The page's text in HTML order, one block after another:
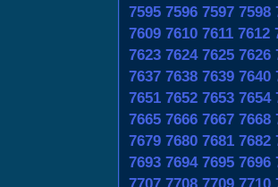
7595 7596 7597 7598
7609 7610 7611 7612
7623 7624 7625 7626
7637 7638 7639 7640
7651 7652 7653 7654
7665 7666 7667 7668
7679 7680 7681 7682
7693 7694 7695 7696
7707 7708 7709 7710